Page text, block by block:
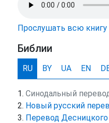
Прослушать всю книгу
Библии
RU BY UA EN
Синодальный
Новый русский
Перевод Десницкого